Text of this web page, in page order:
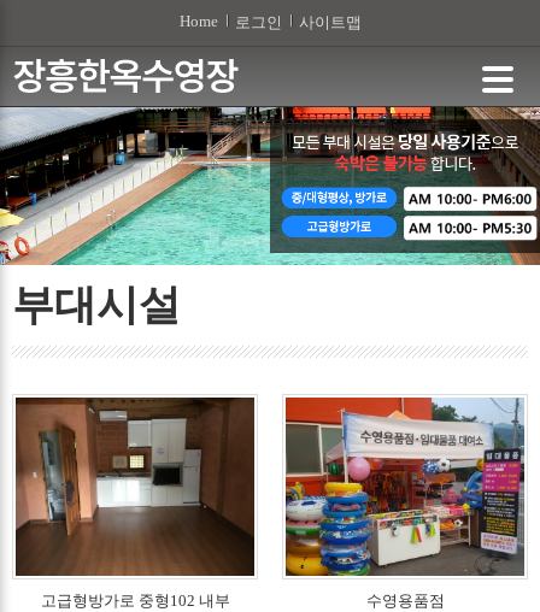
Home 로그인 사이트맵
부대시설
고급형방가로 중형102 내부 수영용품점